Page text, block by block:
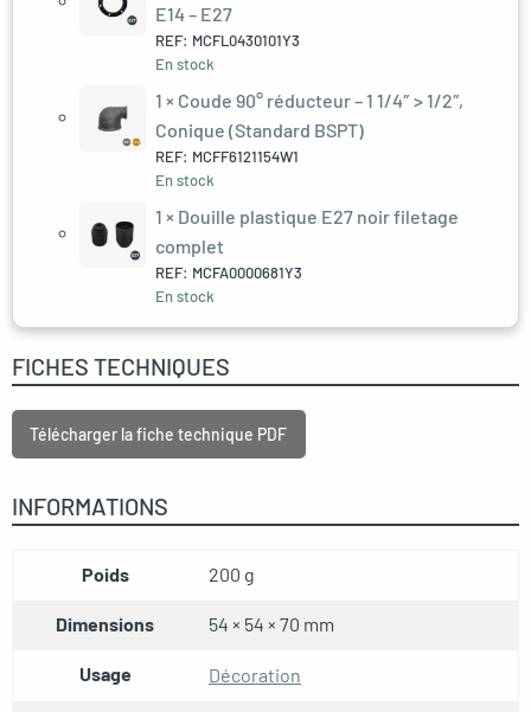
E14 – E27
REF: MCFL0430101Y3
En stock
1 × Coude 90° réducteur – 1 1/4″ > 1/2″,
Conique (Standard BSPT)
REF: MCFF6121154W1
En stock
1 × Douille plastique E27 noir filetage
complet
REF: MCFA0000681Y3
En stock
FICHES TECHNIQUES
Télécharger la fiche technique PDF
INFORMATIONS
Poids 200 g
Dimensions 54 × 54 × 70 mm
Usage Décoration